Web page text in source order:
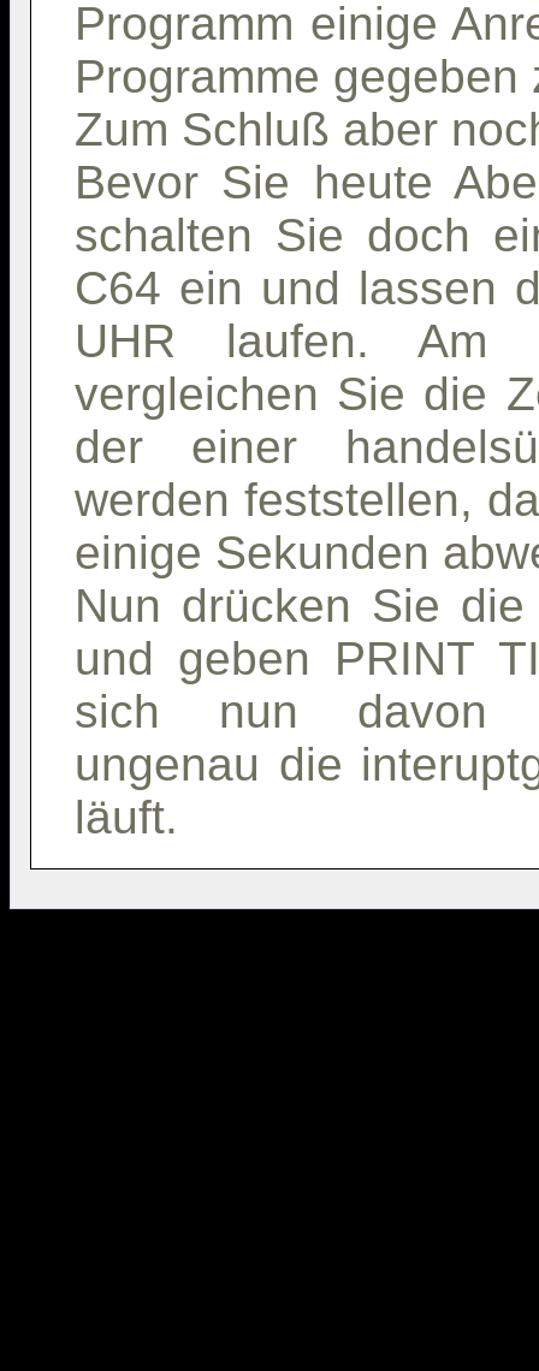
Programm einige
Programme gegeben
Zum Schluß aber
Bevor Sie heute
schalten Sie doch
C64 ein und lassen
UHR laufen. Am
vergleichen Sie die
der einer
werden feststellen,
einige Sekunden
Nun drücken Sie
und geben PRINT
sich nun davon
ungenau die
läuft.